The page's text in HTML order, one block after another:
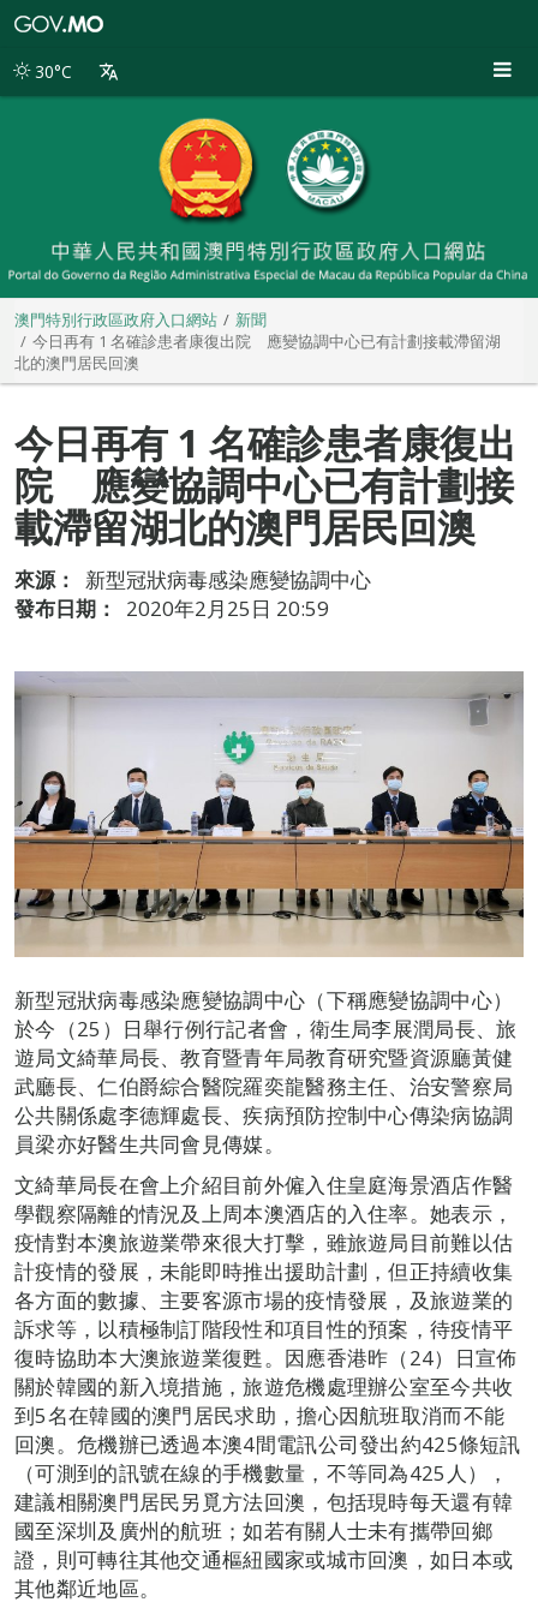
別
30°C
澳門特別行政區政府入口網站
新聞
今日再有 1 名確診患者康復出院 應變協調中心已有計劃接載滯留湖
北的澳門居民回澳
今日再有 1 名確診患者康復出
院 應變協調中心已有計劃接
載滯留湖北的澳門居民回澳
來源：
新型冠狀病毒感染應變協調中心
發布日期：
2020年2月25日 20:59
新型冠狀病毒感染應變協調中心（下稱應變協調中心）
於今（25）日舉行例行記者會，衛生局李展潤局長、旅
遊局文綺華局長、教育暨青年局教育研究暨資源廳黃健
武廳長、仁伯爵綜合醫院羅奕龍醫務主任、治安警察局
公共關係處李德輝處長、疾病預防控制中心傳染病協調
員梁亦好醫生共同會見傳媒。
文綺華局長在會上介紹目前外僱入住皇庭海景酒店作醫
學觀察隔離的情況及上周本澳酒店的入住率。她表示，
疫情對本澳旅遊業帶來很大打擊，雖旅遊局目前難以估
計疫情的發展，未能即時推出援助計劃，但正持續收集
各方面的數據、主要客源市場的疫情發展，及旅遊業的
訴求等，以積極制訂階段性和項目性的預案，待疫情平
復時協助本大澳旅遊業復甦。因應香港昨（24）日宣佈
關於韓國的新入境措施，旅遊危機處理辦公室至今共收
到5名在韓國的澳門居民求助，擔心因航班取消而不能
回澳。危機辦已透過本澳4間電訊公司發出約425條短訊
（可測到的訊號在線的手機數量，不等同為425人），
建議相關澳門居民另覓方法回澳，包括現時每天還有韓
國至深圳及廣州的航班；如若有關人士未有攜帶回鄉
證，則可轉往其他交通樞紐國家或城市回澳，如日本或
其他鄰近地區。